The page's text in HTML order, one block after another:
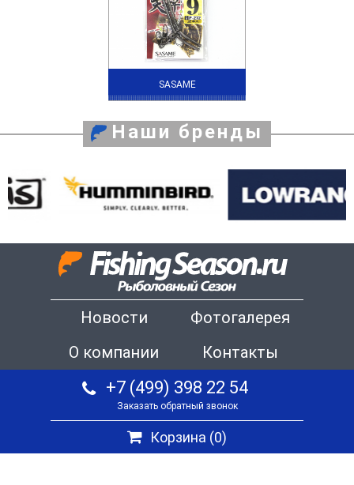
SASAME
Наши бренды
Новости
Фотогалерея
О компании
Контакты
+7 (499) 398 22 54
Заказать обратный звонок
Корзина (0)